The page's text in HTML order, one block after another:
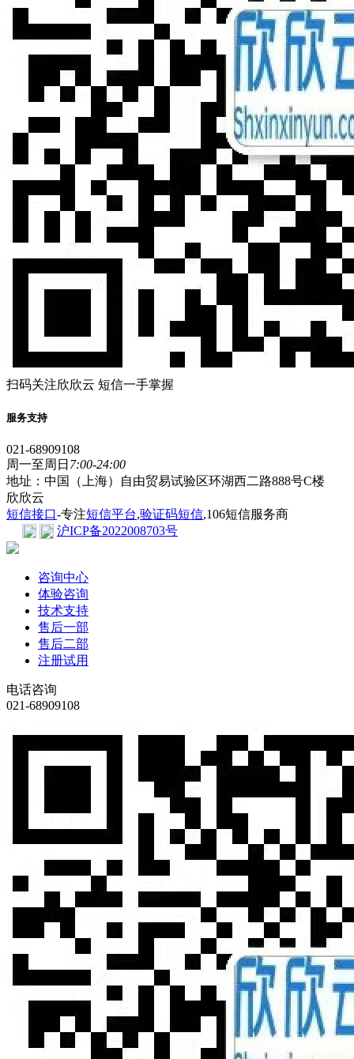
扫码关注欣欣云 短信一手掌握
服务支持
021-68909108
周一至周日 7:00-24:00
地址：中国（上海）自由贸易试验区环湖西二路888号C楼
欣欣云
短信接口-专注短信平台,验证码短信,106短信服务商
沪ICP备2022008703号
咨询中心
体验咨询
技术支持
售后一部
售后二部
注册试用
电话咨询
021-68909108